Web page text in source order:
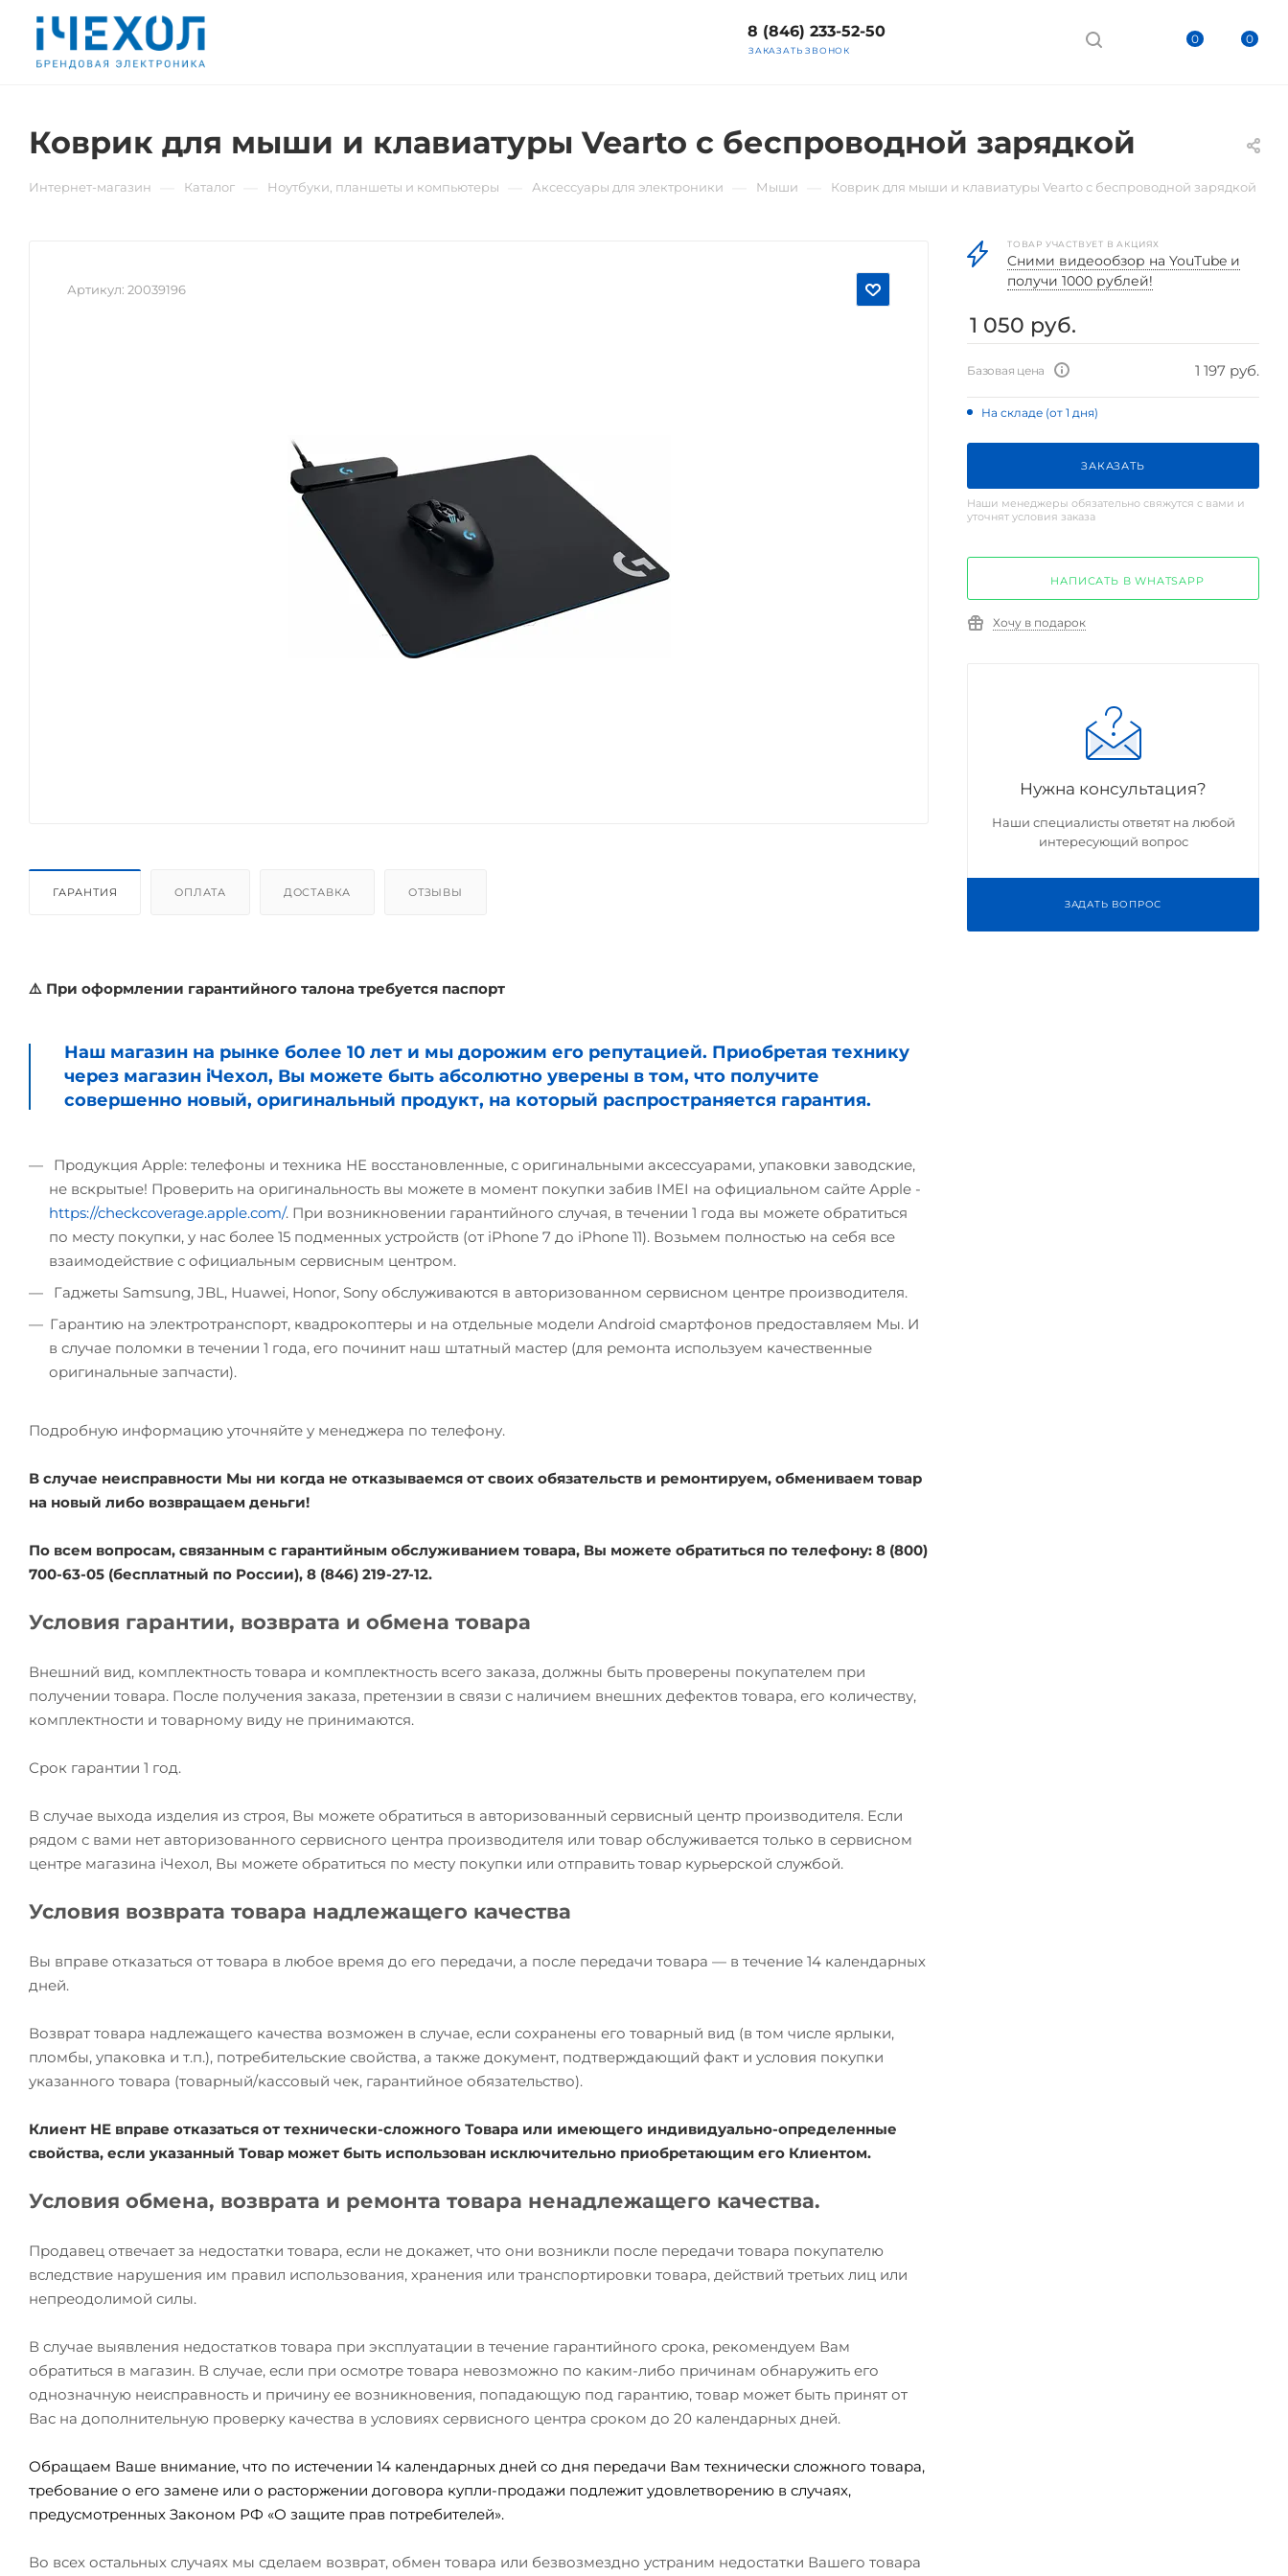
0 0
8 (846) 233-52-50
ЗАКАЗАТЬ ЗВОНОК
Коврик для мыши и клавиатуры Vearto с беспроводной зарядкой
Интернет-магазин Каталог Ноутбуки, планшеты и компьютеры Аксессуары для электроники Мыши Коврик для мыши и клавиатуры Vearto с беспроводной зарядкой
Артикул: 20039196
ГАРАНТИЯ ОПЛАТА ДОСТАВКА ОТЗЫВЫ
⚠️ При оформлении гарантийного талона требуется паспорт
Наш магазин на рынке более 10 лет и мы дорожим его репутацией. Приобретая технику
через магазин iЧехол, Вы можете быть абсолютно уверены в том, что получите
совершенно новый, оригинальный продукт, на который распространяется гарантия.
Продукция Apple: телефоны и техника НЕ восстановленные, с оригинальными аксессуарами, упаковки заводские,
не вскрытые! Проверить на оригинальность вы можете в момент покупки забив IMEI на официальном сайте Apple -
https://checkcoverage.apple.com/. При возникновении гарантийного случая, в течении 1 года вы можете обратиться
по месту покупки, у нас более 15 подменных устройств (от iPhone 7 до iPhone 11). Возьмем полностью на себя все
взаимодействие с официальным сервисным центром.
Гаджеты Samsung, JBL, Huawei, Honor, Sony обслуживаются в авторизованном сервисном центре производителя.
Гарантию на электротранспорт, квадрокоптеры и на отдельные модели Android смартфонов предоставляем Мы. И
в случае поломки в течении 1 года, его починит наш штатный мастер (для ремонта используем качественные
оригинальные запчасти).
Подробную информацию уточняйте у менеджера по телефону.
В случае неисправности Мы ни когда не отказываемся от своих обязательств и ремонтируем, обмениваем товар
на новый либо возвращаем деньги!
По всем вопросам, связанным с гарантийным обслуживанием товара, Вы можете обратиться по телефону: 8 (800)
700-63-05 (бесплатный по России), 8 (846) 219-27-12.
Условия гарантии, возврата и обмена товара
Внешний вид, комплектность товара и комплектность всего заказа, должны быть проверены покупателем при
получении товара. После получения заказа, претензии в связи с наличием внешних дефектов товара, его количеству,
комплектности и товарному виду не принимаются.
Срок гарантии 1 год.
В случае выхода изделия из строя, Вы можете обратиться в авторизованный сервисный центр производителя. Если
рядом с вами нет авторизованного сервисного центра производителя или товар обслуживается только в сервисном
центре магазина iЧехол, Вы можете обратиться по месту покупки или отправить товар курьерской службой.
Условия возврата товара надлежащего качества
Вы вправе отказаться от товара в любое время до его передачи, а после передачи товара — в течение 14 календарных
дней.
Возврат товара надлежащего качества возможен в случае, если сохранены его товарный вид (в том числе ярлыки,
пломбы, упаковка и т.п.), потребительские свойства, а также документ, подтверждающий факт и условия покупки
указанного товара (товарный/кассовый чек, гарантийное обязательство).
Клиент НЕ вправе отказаться от технически-сложного Товара или имеющего индивидуально-определенные
свойства, если указанный Товар может быть использован исключительно приобретающим его Клиентом.
Условия обмена, возврата и ремонта товара ненадлежащего качества.
Продавец отвечает за недостатки товара, если не докажет, что они возникли после передачи товара покупателю
вследствие нарушения им правил использования, хранения или транспортировки товара, действий третьих лиц или
непреодолимой силы.
В случае выявления недостатков товара при эксплуатации в течение гарантийного срока, рекомендуем Вам
обратиться в магазин. В случае, если при осмотре товара невозможно по каким-либо причинам обнаружить его
однозначную неисправность и причину ее возникновения, попадающую под гарантию, товар может быть принят от
Вас на дополнительную проверку качества в условиях сервисного центра сроком до 20 календарных дней.
Обращаем Ваше внимание, что по истечении 14 календарных дней со дня передачи Вам технически сложного товара,
требование о его замене или о расторжении договора купли-продажи подлежит удовлетворению в случаях,
предусмотренных Законом РФ «О защите прав потребителей».
Во всех остальных случаях мы сделаем возврат, обмен товара или безвозмездно устраним недостатки Вашего товара
ТОВАР УЧАСТВУЕТ В АКЦИЯХ
Cними видеообзор на YouTube и
получи 1000 рублей!
1 050 руб.
Базовая цена 1 197 руб.
На складе (от 1 дня)
ЗАКАЗАТЬ
Наши менеджеры обязательно свяжутся с вами и
уточнят условия заказа
НАПИСАТЬ В WHATSAPP
Хочу в подарок
Нужна консультация?
Наши специалисты ответят на любой
интересующий вопрос
ЗАДАТЬ ВОПРОС